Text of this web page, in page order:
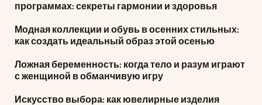
программах: секреты гармонии и здоровья
Модная коллекции и обувь в осенних стильных:
как создать идеальный образ этой осенью
Ложная беременность: когда тело и разум играют
с женщиной в обманчивую игру
Искусство выбора: как ювелирные изделия